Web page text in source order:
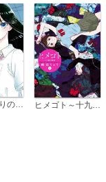
恋は雨上がりのように